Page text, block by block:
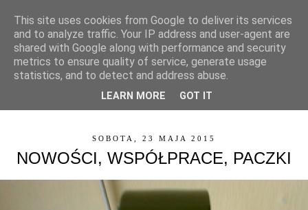
▼
SOBOTA, 23 MAJA 2015
NOWOŚCI, WSPÓŁPRACE, PACZKI
This site uses cookies from Google to deliver its services
and to analyze traffic. Your IP address and user-agent are
shared with Google along with performance and security
metrics to ensure quality of service, generate usage
statistics, and to detect and address abuse.
LEARN MORE GOT IT